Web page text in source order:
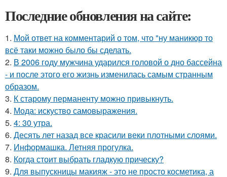
Последние обновления на сайте:
1. Мой ответ на комментарий о том, что "ну маникюр то
всё таки можно было бы сделать.
2. В 2006 году мужчина ударился головой о дно бассейна
- и после этого его жизнь изменилась самым странным
образом.
3. К старому перманенту можно привыкнуть.
4. Мода: искуство самовыражения.
5. 4: 30 утра.
6. Десять лет назад все красили веки плотными слоями.
7. Информашка. Летняя прогулка.
8. Когда стоит выбрать гладкую прическу?
9. Для выпускницы макияж - это не просто косметика, а